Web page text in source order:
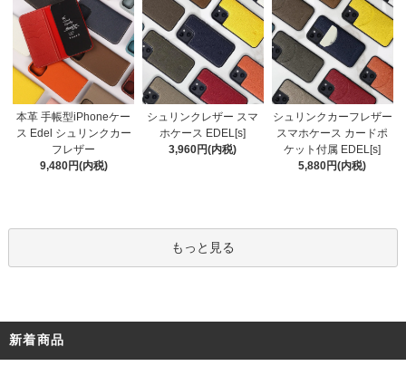
本革 手帳型iPhoneケー
ス Edel シュリンクカー
フレザー
9,480円(内税)
シュリンクレザー スマ
ホケース EDEL[s]
3,960円(内税)
シュリンクカーフレザー
スマホケース カードポ
ケット付属 EDEL[s]
5,880円(内税)
もっと見る
新着商品